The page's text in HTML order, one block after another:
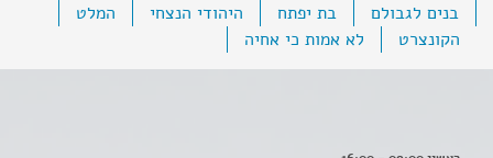
בנים לגבולם בת יפתח היהודי הנצחי
המלט
הקונצרט
לא אמות כי אחיה